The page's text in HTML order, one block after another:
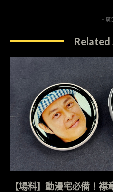
- 廣
【場料】動漫宅必備！